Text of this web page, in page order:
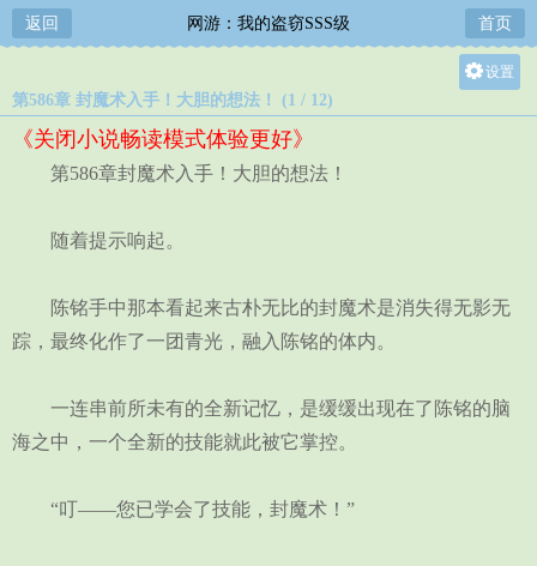
返回 网游：我的盗窃SSS级 首页
设置
第586章 封魔术入手！大胆的想法！ (1 / 12)
《关闭小说畅读模式体验更好》
第586章封魔术入手！大胆的想法！
随着提示响起。
陈铭手中那本看起来古朴无比的封魔术是消失得无影无
踪，最终化作了一团青光，融入陈铭的体内。
一连串前所未有的全新记忆，是缓缓出现在了陈铭的脑
海之中，一个全新的技能就此被它掌控。
“叮——您已学会了技能，封魔术！”